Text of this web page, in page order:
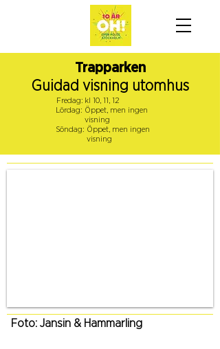
Trapparken
Guidad visning utomhus
Fredag: kl 10, 11, 12
Lördag: Öppet, men ingen
visning
Söndag: Öppet, men ingen
visning
Jansin & Hammarling
Foto: